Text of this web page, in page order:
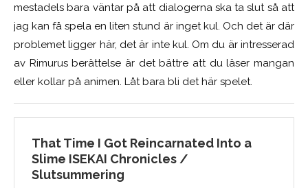
mestadels bara väntar på att dialogerna ska ta slut så att
jag kan få spela en liten stund är inget kul. Och det är där
problemet ligger här, det är inte kul. Om du är intresserad
av Rimurus berättelse är det bättre att du läser mangan
eller kollar på animen. Låt bara bli det här spelet.
That Time I Got Reincarnated Into a
Slime ISEKAI Chronicles /
Slutsummering